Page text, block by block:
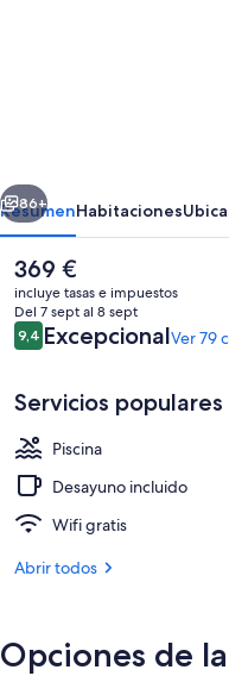
Siguiente
86+
ResumenHabitaciones
El
precio
actual
es
de
369 €
incluye tasas e impuestos
Del 7 sept al 8 sept
Comentarios
9,49,4 de 10
ExcepcionalVer 79
Servicios populares
Piscina
Desayuno incluido
Wifi gratis
Abrir todos
Opciones de